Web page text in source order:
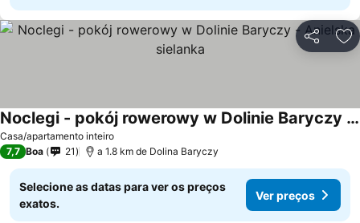
Partilhar
Casa/apartamento inteiro
Noclegi - pokój rowerowy w Dolinie Baryczy - Anielska sielanka
7,7 Boa 21 a 1.8 km de Dolina Baryczy
Selecione as datas para ver os preços
exatos.
Ver preços